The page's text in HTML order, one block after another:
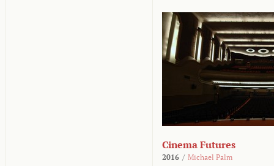
Cinema Futures
2016 / Michael Palm